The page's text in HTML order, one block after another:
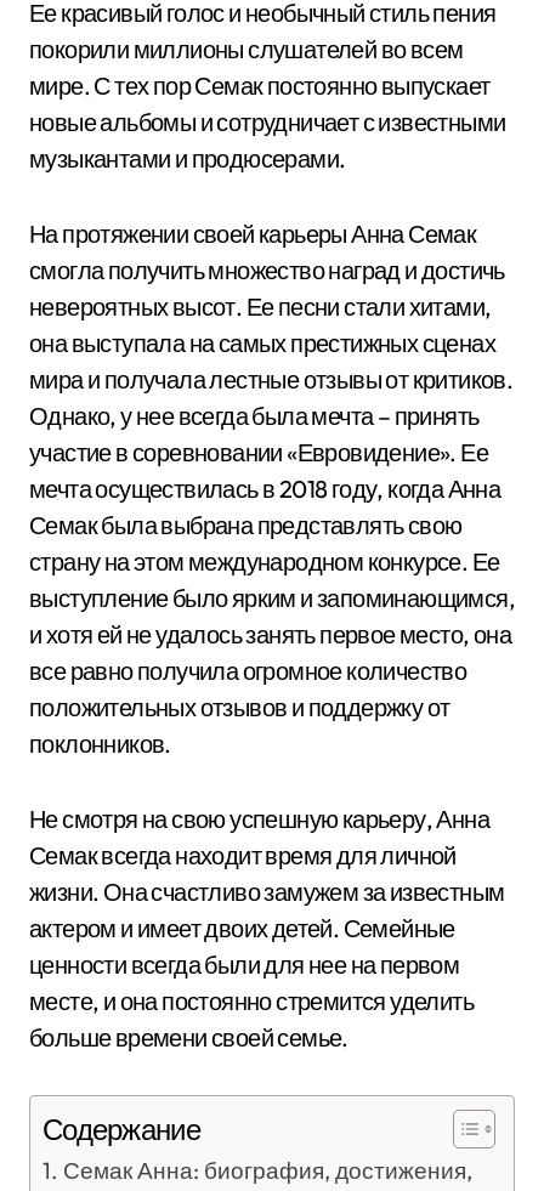
Ее красивый голос и необычный стиль пения
покорили миллионы слушателей во всем
мире. С тех пор Семак постоянно выпускает
новые альбомы и сотрудничает с известными
музыкантами и продюсерами.
На протяжении своей карьеры Анна Семак
смогла получить множество наград и достичь
невероятных высот. Ее песни стали хитами,
она выступала на самых престижных сценах
мира и получала лестные отзывы от критиков.
Однако, у нее всегда была мечта – принять
участие в соревновании «Евровидение». Ее
мечта осуществилась в 2018 году, когда Анна
Семак была выбрана представлять свою
страну на этом международном конкурсе. Ее
выступление было ярким и запоминающимся,
и хотя ей не удалось занять первое место, она
все равно получила огромное количество
положительных отзывов и поддержку от
поклонников.
Не смотря на свою успешную карьеру, Анна
Семак всегда находит время для личной
жизни. Она счастливо замужем за известным
актером и имеет двоих детей. Семейные
ценности всегда были для нее на первом
месте, и она постоянно стремится уделить
больше времени своей семье.
Содержание
Семак Анна: биография, достижения,